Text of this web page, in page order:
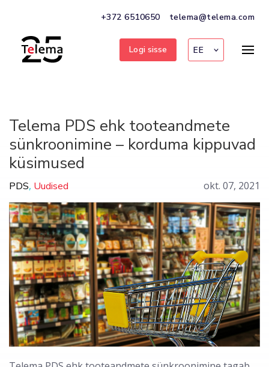
+372 6510650 telema@telema.com
Logi sisse EE
Telema PDS ehk tooteandmete
sünkroonimine – korduma kippuvad
küsimused
PDS, Uudised okt. 07, 2021